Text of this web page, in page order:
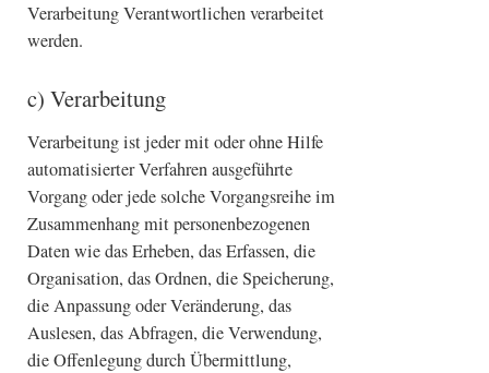
Verarbeitung Verantwortlichen verarbeitet
werden.
c) Verarbeitung
Verarbeitung ist jeder mit oder ohne Hilfe
automatisierter Verfahren ausgeführte
Vorgang oder jede solche Vorgangsreihe im
Zusammenhang mit personenbezogenen
Daten wie das Erheben, das Erfassen, die
Organisation, das Ordnen, die Speicherung,
die Anpassung oder Veränderung, das
Auslesen, das Abfragen, die Verwendung,
die Offenlegung durch Übermittlung,